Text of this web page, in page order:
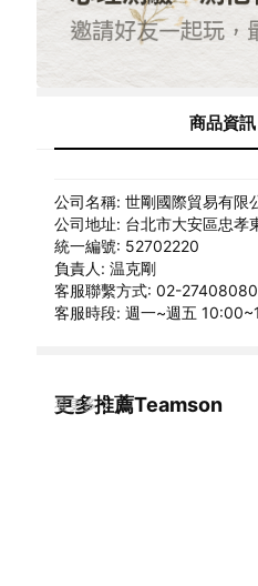
商品資訊
公司名稱: 世剛國際貿易有限
公司地址: 台北市大安區忠
統一編號: 52702220
負責人: 温克剛
客服聯繫方式: 02-27408080
客服時段: 週一~週五
更多推薦Teamson
看更多